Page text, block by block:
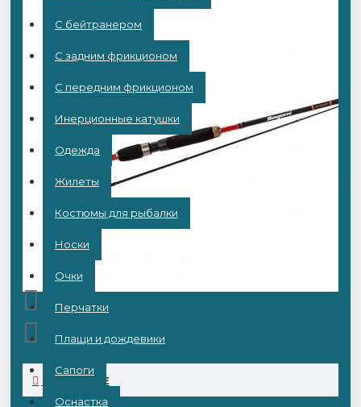
С бейтранером
С задним фрикционом
С передним фрикционом
Инерционные катушки
Одежда
Жилеты
Костюмы для рыбалки
Носки
Очки
Перчатки
Плащи и дождевики
Сапоги
Оснастка
ОПИСАНИЕ